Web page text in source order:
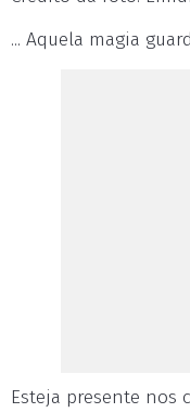
... Aquela magia
Esteja presente nos